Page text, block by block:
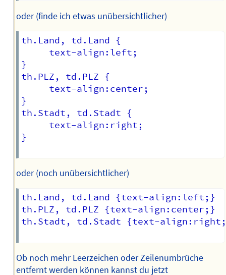
oder (finde ich etwas unübersichtlicher)
th.Land, td.Land {
     text-align:left;
}
th.PLZ, td.PLZ {
     text-align:center;
}
th.Stadt, td.Stadt {
     text-align:right;
}
oder (noch unübersichtlicher)
th.Land, td.Land {text-align:left;}
th.PLZ, td.PLZ {text-align:center;}
th.Stadt, td.Stadt {text-
Ob noch mehr Leerzeichen oder Zeilenumbrüche
entfernt werden können kannst du jetzt